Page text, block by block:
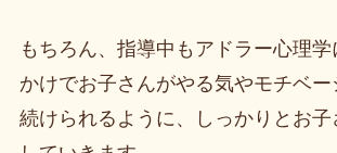
もちろん、指導中もアドラー心理
かけでお子さんがやる気やモチベー
続けられるように、しっかりとお子